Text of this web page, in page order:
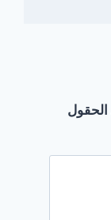
الحقول